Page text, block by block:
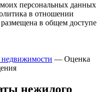
персональных данных
в отношении
в общем доступе
— Оценка
нежилого